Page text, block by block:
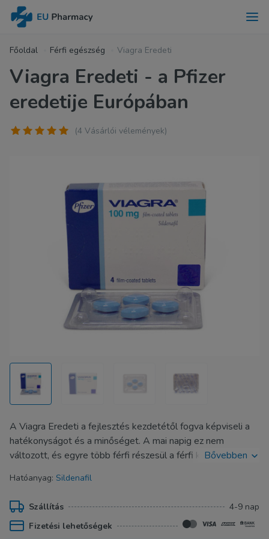
Főoldal Férfi egészség Viagra Eredeti
Viagra Eredeti - a Pfizer
eredetije Európában
(4 Vásárlói vélemények)
A Viagra Eredeti a fejlesztés kezdetétől fogva képviseli a
hatékonyságot és a minőséget. A mai napig ez nem
változott, és egyre több férfi részesül a férfi kiegészítők
rendelni akarja a Viagrát, akkor "bùcsùt" mondhat a
merevedèsi rendellenességeire, és még idősebb korában is
újra felfedezheti szexualitását.
A rendkívül hatékony hatóanyag, a Sildenafil 4-6 órán
Bővebben
Hatóanyag: Sildenafil
Szállítás
4-9 nap
Fizetési lehetőségek